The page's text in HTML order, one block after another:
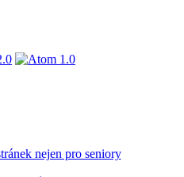
nejen pro seniory